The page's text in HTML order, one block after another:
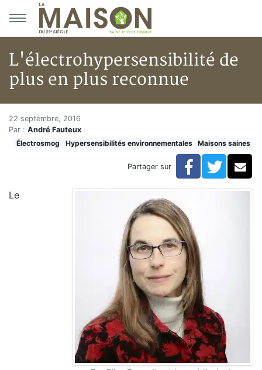
Aller au menu principal
Aller au contenu principal
L'électrohypersensibilité de
plus en plus reconnue
Accueil
Articles
Maisons saines
Hypersensibilités environnementales
L'électrohypersensibilité de plus en plus reconnue
L'électrohypersensibilité de
22 septembre, 2016
Par : André Fauteux
Électrosmog
Hypersensibilités environnementales Maisons saines
Partager sur Facebook
Le